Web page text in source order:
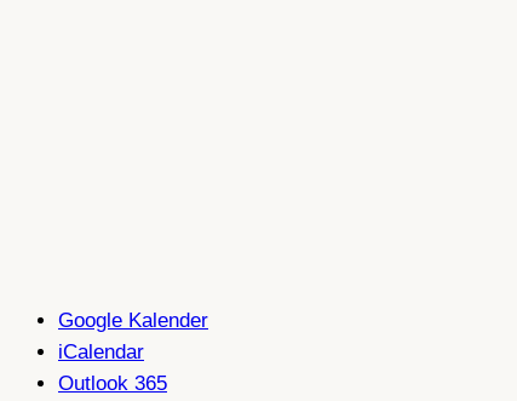
Google Kalender
iCalendar
Outlook 365